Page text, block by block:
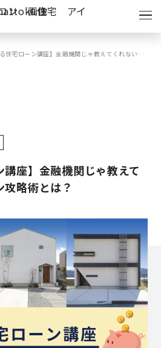
キャンペーン
20:00 定休日／年末年始
宅ローン講座】金融機関じゃ教えてくれない住宅ローン攻略術とは？
講座】金融機関じゃ教えて
攻略術とは？